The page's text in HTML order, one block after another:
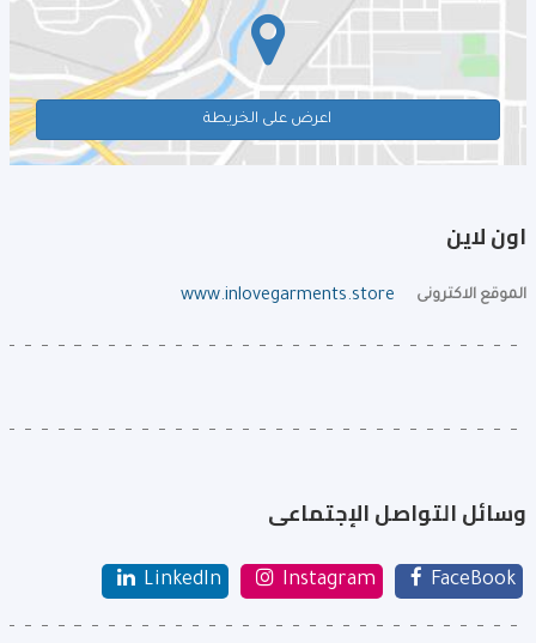
اعرض على الخريطة
اون لاين
الموقع الاكترونى www.inlovegarments.store
وسائل التواصل الإجتماعى
FaceBook
Instagram
LinkedIn